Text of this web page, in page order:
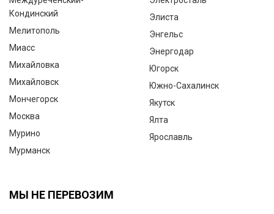
Кондинский
Мелитополь
Миасс
Михайловка
Михайловск
Мончегорск
Москва
Мурино
Мурманск
Элиста
Энгельс
Энергодар
Югорск
Южно-Сахалинск
Якутск
Ялта
Ярославль
МЫ НЕ ПЕРЕВОЗИМ